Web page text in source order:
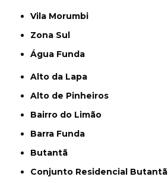
Vila Morumbi
Zona Sul
Água Funda
Alto da Lapa
Alto de Pinheiros
Bairro do Limão
Barra Funda
Butantã
Conjunto Residencial Butantã